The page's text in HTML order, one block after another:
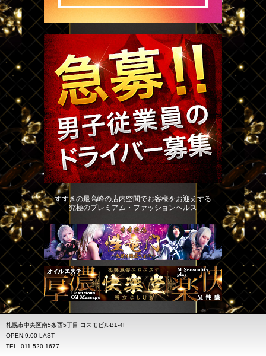
すすきの最高峰の店内空間でお客様をお迎えする
究極のプレミアム・ファッションヘルス
札幌市中央区南5条西5丁目 コスモビルB1-4F
OPEN.9:00-LAST
TEL.
.011-520-1677